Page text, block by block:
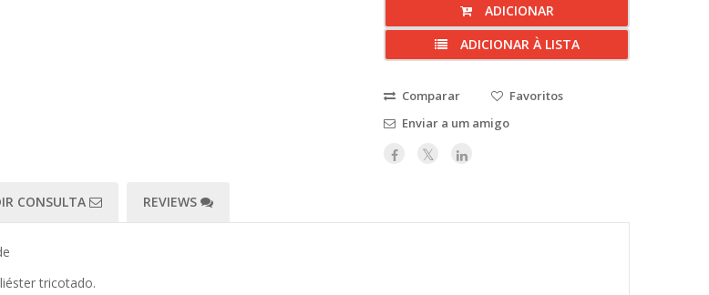
ADICIONAR
ADICIONAR À LISTA
Comparar
Favoritos
Enviar a um amigo
CONSULTA REVIEWS
tricotado.